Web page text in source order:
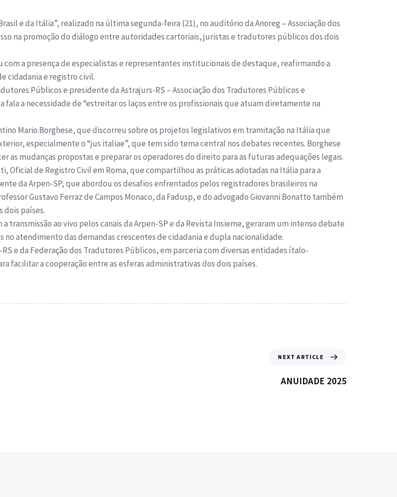
e da Itália”, realizado na última segunda-feira (21), no auditório da Anoreg – Associação dos
na promoção do diálogo entre autoridades cartoriais, juristas e tradutores públicos dos dois
a presença de especialistas e representantes institucionais de destaque, reafirmando a
cidadania e registro civil.
Públicos e presidente da Astrajurs-RS – Associação dos Tradutores Públicos e
a necessidade de “estreitar os laços entre os profissionais que atuam diretamente na
Mario Borghese, que discorreu sobre os projetos legislativos em tramitação na Itália que
especialmente o “jus italiae”, que tem sido tema central nos debates recentes. Borghese
as mudanças propostas e preparar os operadores do direito para as futuras adequações legais.
Oficial de Registro Civil em Roma, que compartilhou as práticas adotadas na Itália para a
da Arpen-SP, que abordou os desafios enfrentados pelos registradores brasileiros na
Gustavo Ferraz de Campos Monaco, da Fadusp, e do advogado Giovanni Bonatto também
países.
transmissão ao vivo pelos canais da Arpen-SP e da Revista Insieme, geraram um intenso debate
atendimento das demandas crescentes de cidadania e dupla nacionalidade.
e da Federação dos Tradutores Públicos, em parceria com diversas entidades ítalo-
facilitar a cooperação entre as esferas administrativas dos dois países.
NEXT ARTICLE
ANUIDADE 2025